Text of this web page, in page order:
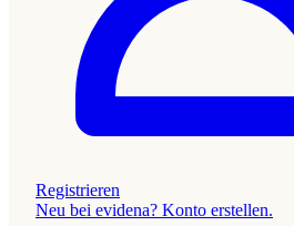
Registrieren
Neu bei evidena? Konto erstellen.